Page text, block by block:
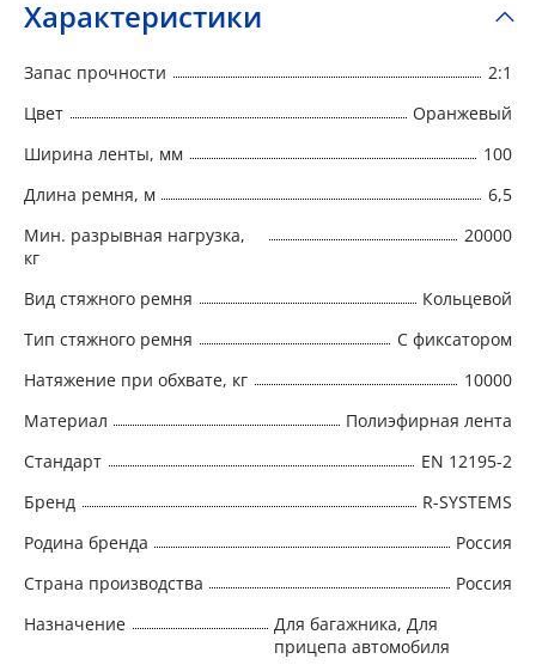
для натяжения ленты. Стяжные ремни бывают
конец с натяжным механизмом, другой с
крюком. • Кольцевой – один конец с
свободный. В зависимости от характера
транспортируемого груза ремни
подбираются с различной натяжной
нагрузкой и определенной длины
Характеристики
Запас прочности
2:1
Цвет
Оранжевый
Ширина ленты, мм
100
Длина ремня, м
6,5
Мин. разрывная нагрузка,
кг
20000
Вид стяжного ремня
Кольцевой
Тип стяжного ремня
С фиксатором
Натяжение при обхвате, кг
10000
Материал
Полиэфирная лента
Стандарт
EN 12195-2
Бренд
R-SYSTEMS
Родина бренда
Россия
Страна производства
Россия
Назначение
Для багажника, Для
прицепа автомобиля